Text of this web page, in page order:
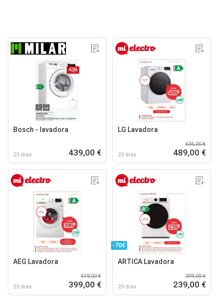
Bosch - lavadora
23 días 439,00 €
LG Lavadora
23 días
635,00 €
489,00 €
AEG Lavadora
23 días
519,00 €
399,00 €
-70€
ARTICA Lavadora
23 días
309,00 €
239,00 €